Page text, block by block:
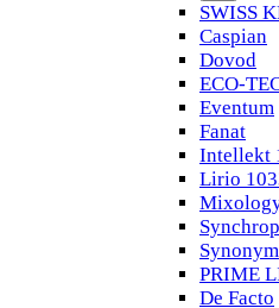
SWISS
Caspian
Dovod
ECO-
Eventum
Fanat
Intellekt
Lirio
Synonym
PRIME
De Facto